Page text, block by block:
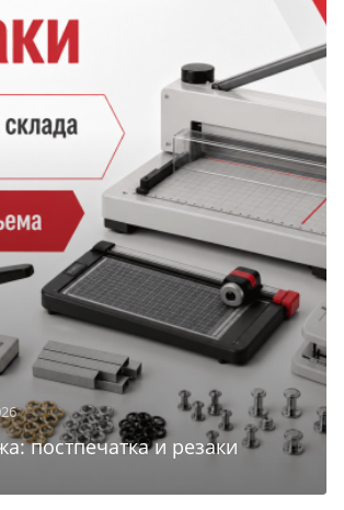
постпечатка и резаки